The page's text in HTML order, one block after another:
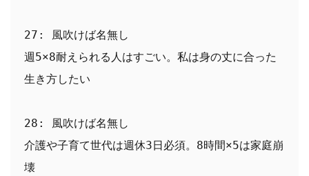
27: 風吹けば名無し
週5×8耐えられる人はすごい。私は身の丈に合った
生き方したい
28: 風吹けば名無し
介護や子育て世代は週休3日必須。8時間×5は家庭崩
壊